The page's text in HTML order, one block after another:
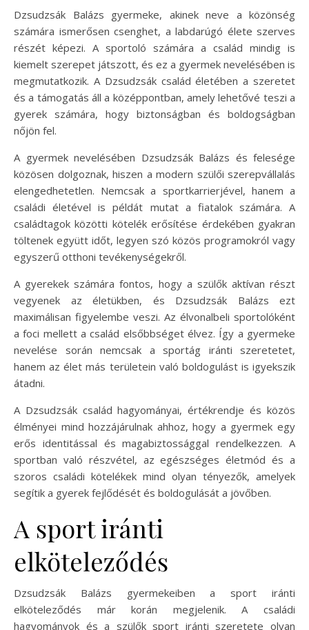
Dzsudzsák Balázs gyermeke, akinek neve a közönség
számára ismerősen csenghet, a labdarúgó élete szerves
részét képezi. A sportoló számára a család mindig is
kiemelt szerepet játszott, és ez a gyermek nevelésében is
megmutatkozik. A Dzsudzsák család életében a szeretet
és a támogatás áll a középpontban, amely lehetővé teszi a
gyerek számára, hogy biztonságban és boldogságban
nőjön fel.
A gyermek nevelésében Dzsudzsák Balázs és felesége
közösen dolgoznak, hiszen a modern szülői szerepvállalás
elengedhetetlen. Nemcsak a sportkarrierjével, hanem a
családi életével is példát mutat a fiatalok számára. A
családtagok közötti kötelék erősítése érdekében gyakran
töltenek együtt időt, legyen szó közös programokról vagy
egyszerű otthoni tevékenységekről.
A gyerekek számára fontos, hogy a szülők aktívan részt
vegyenek az életükben, és Dzsudzsák Balázs ezt
maximálisan figyelembe veszi. Az élvonalbeli sportolóként
a foci mellett a család elsőbbséget élvez. Így a gyermeke
nevelése során nemcsak a sportág iránti szeretetet,
hanem az élet más területein való boldogulást is igyekszik
átadni.
A Dzsudzsák család hagyományai, értékrendje és közös
élményei mind hozzájárulnak ahhoz, hogy a gyermek egy
erős identitással és magabiztossággal rendelkezzen. A
sportban való részvétel, az egészséges életmód és a
szoros családi kötelékek mind olyan tényezők, amelyek
segítik a gyerek fejlődését és boldogulását a jövőben.
A sport iránti
elköteleződés
Dzsudzsák Balázs gyermekeiben a sport iránti
elköteleződés már korán megjelenik. A családi
hagyományok és a szülők sport iránti szeretete olyan